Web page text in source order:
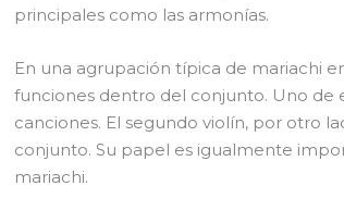
principales como las armonías.
En una agrupación típica de mariachi
funciones dentro del conjunto. Uno de
canciones. El segundo violín, por otro
conjunto. Su papel es igualmente
mariachi.